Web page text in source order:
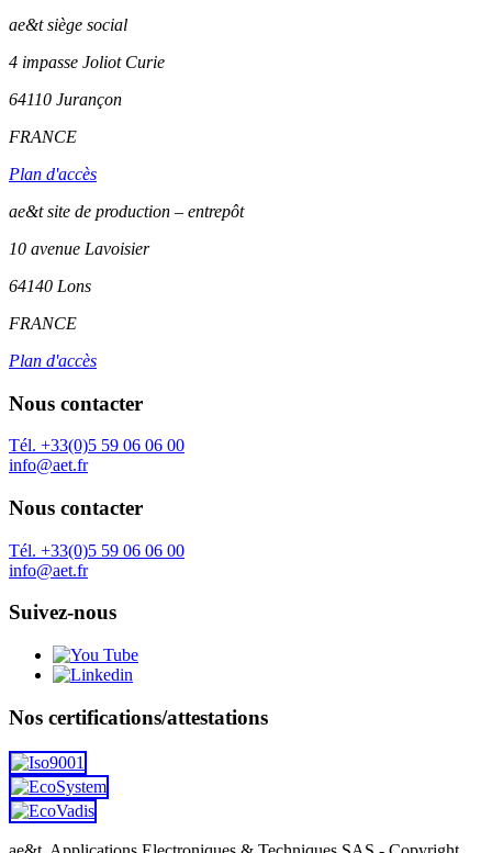
ae&tsiège social
4 impasse Joliot Curie
64110 Jurançon
FRANCE
Plan d'accès
ae&t site de production – entrepôt
10 avenue Lavoisier
64140 Lons
FRANCE
Plan d'accès
Nous contacter
Tél. +33(0)5 59 06 06 00
info@aet.fr
Nous contacter
Tél. +33(0)5 59 06 06 00
info@aet.fr
Suivez-nous
Nos certifications/attestations